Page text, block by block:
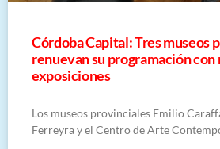
Córdoba Capital: Tres museos
renuevan su programación con
exposiciones
Los museos provinciales Emilio
Ferreyra y el Centro de Arte